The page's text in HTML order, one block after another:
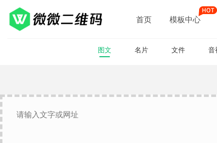
首页 模板中心
图文 名片 文件 音